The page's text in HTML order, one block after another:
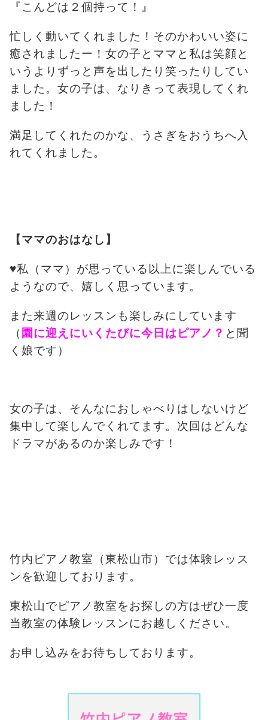
『こんどは２個持って！』
忙しく動いてくれました！そのかわいい姿に
癒されましたー！女の子とママと私は笑顔と
いうよりずっと声を出したり笑ったりしてい
ました。女の子は、なりきって表現してくれ
ました！
満足してくれたのかな、うさぎをおうちへ入
れてくれました。
【ママのおはなし】
♥私（ママ）が思っている以上に楽しんでいる
ようなので、嬉しく思っています。
また来週のレッスンも楽しみにしています
（ 園に迎えにいくたびに今日はピアノ？ と聞
く娘です）
女の子は、そんなにおしゃべりはしないけど
集中して楽しんでくれてます。次回はどんな
ドラマがあるのか楽しみです！
竹内ピアノ教室（東松山市）では体験レッス
ンを歓迎しております。
東松山でピアノ教室をお探しの方はぜひ一度
当教室の体験レッスンにお越しください。
お申し込みをお待ちしております。